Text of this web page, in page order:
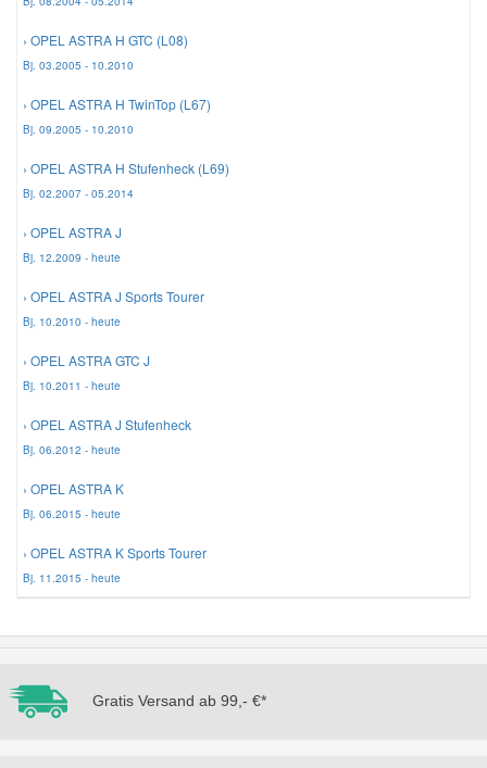
› OPEL ASTRA H GTC (L08)
Bj. 03.2005 - 10.2010
› OPEL ASTRA H TwinTop (L67)
Bj. 09.2005 - 10.2010
› OPEL ASTRA H Stufenheck (L69)
Bj. 02.2007 - 05.2014
› OPEL ASTRA J
Bj. 12.2009 - heute
› OPEL ASTRA J Sports Tourer
Bj. 10.2010 - heute
› OPEL ASTRA GTC J
Bj. 10.2011 - heute
› OPEL ASTRA J Stufenheck
Bj. 06.2012 - heute
› OPEL ASTRA K
Bj. 06.2015 - heute
› OPEL ASTRA K Sports Tourer
Bj. 11.2015 - heute
Gratis Versand ab 99,- €*
Vauxhall Ersatzteile
Volvo Ersatzteile